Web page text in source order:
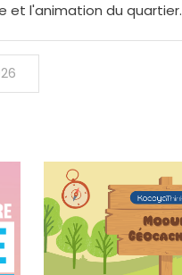
et l'animation du quartier.